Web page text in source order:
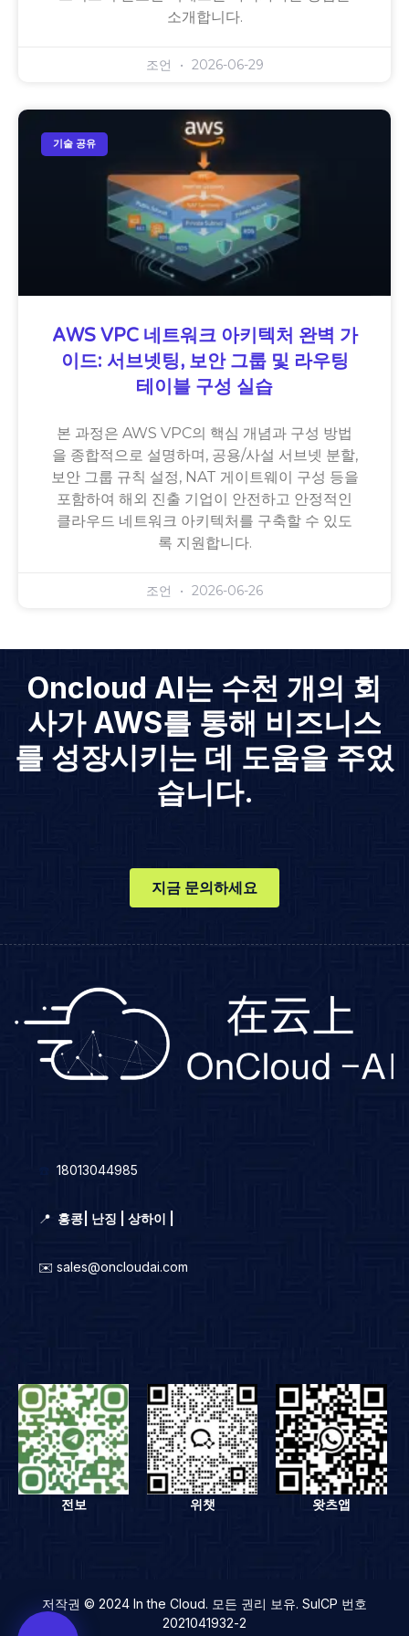
소개합니다.
조언 2026-06-29
기술 공유
AWS VPC 네트워크 아키텍처 완벽 가
이드: 서브넷팅, 보안 그룹 및 라우팅
테이블 구성 실습
본 과정은 AWS VPC의 핵심 개념과 구성 방법
을 종합적으로 설명하며, 공용/사설 서브넷 분할,
보안 그룹 규칙 설정, NAT 게이트웨이 구성 등을
포함하여 해외 진출 기업이 안전하고 안정적인
클라우드 네트워크 아키텍처를 구축할 수 있도
록 지원합니다.
조언 2026-06-26
Oncloud AI는 수천 개의 회
사가 AWS를 통해 비즈니스
를 성장시키는 데 도움을 주었
습니다.
지금 문의하세요
18013044985
📍 홍콩 난징 | 상하이 |
✉️ sales@oncloudai.com
전보 위챗 왓츠앱
저작권 © 2024 In the Cloud. 모든 권리 보유. SuICP 번호
2021041932-2